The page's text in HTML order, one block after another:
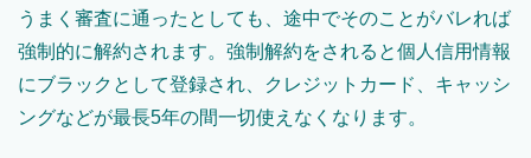
うまく審査に通ったとしても、途中でそのことがバレれば
強制的に解約されます。強制解約をされると個人信用情報
にブラックとして登録され、クレジットカード、キャッシ
ングなどが最長5年の間一切使えなくなります。